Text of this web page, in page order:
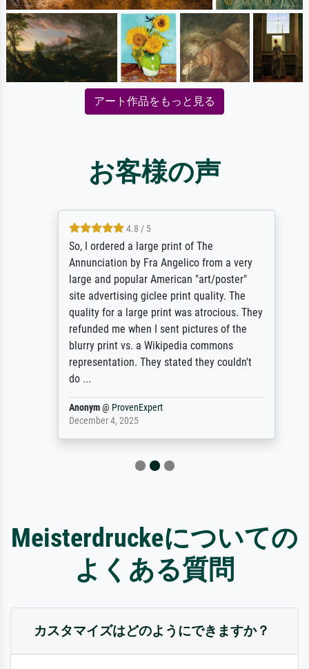
アート作品をもっと見る
お客様の声
4.8 / 5
So, I ordered a large print of The
Annunciation by Fra Angelico from a very
large and popular American "art/poster"
site advertising giclee print quality. The
quality for a large print was atrocious. They
refunded me when I sent pictures of the
blurry print vs. a Wikipedia commons
representation. They stated they couldn't
do ...
Anonym@ProvenExpert
December 4, 2025
Meisterdruckeについての
よくある質問
カスタマイズはどのようにできますか？